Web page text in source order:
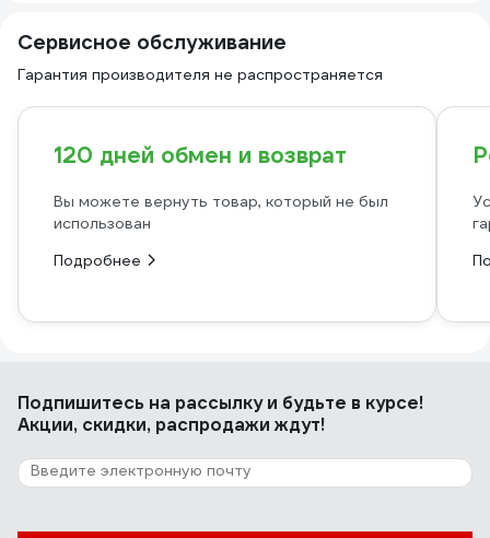
Сервисное обслуживание
Гарантия производителя не распространяется
120 дней обмен и возврат
Вы можете вернуть товар, который не был
использован
Подробнее
Подпишитесь на рассылкуи будьте в курсе!
Акции, скидки, распродажи ждут!